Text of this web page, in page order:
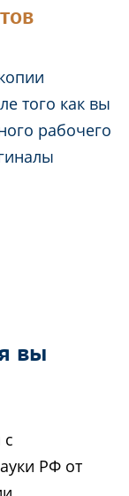
того как вы
рабочего
вы
с
РФ от